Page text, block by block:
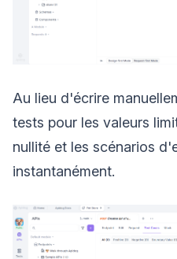
Au lieu d'écrire
tests pour les valeurs
nullité et les scénarios
instantanément.